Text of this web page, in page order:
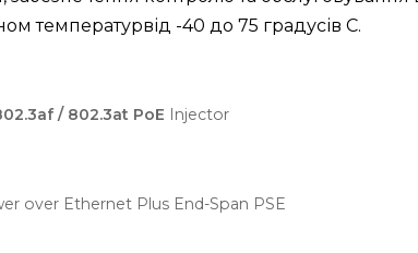
температурвід -40 до 75 градусів C.
/ 802.3at PoE Injector
over Ethernet Plus End-Span PSE